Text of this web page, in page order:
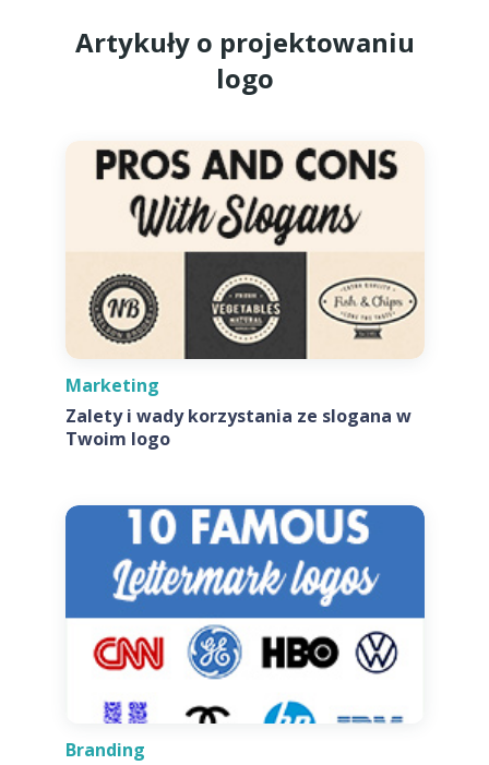
Artykuły o projektowaniu
logo
Marketing
Zalety i wady korzystania ze slogana w
Twoim logo
Branding